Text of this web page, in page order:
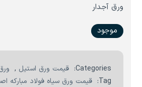
ورق آجدار
موجود
Categories: قیمت ورق استیل ,
Tag:
قیمت ورق سیاه فولاد مبارکه